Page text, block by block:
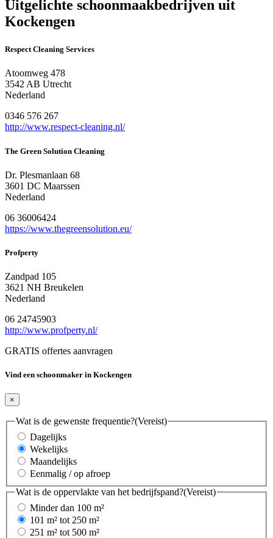
Uitgelichte schoonmaakbedrijven uit
Kockengen
Respect Cleaning Services
Atoomweg 478
3542 AB Utrecht
Nederland
0346 576 267
http://www.respect-cleaning.nl/
The Green Solution Cleaning
Dr. Plesmanlaan 68
3601 DC Maarssen
Nederland
06 36006424
https://www.thegreensolution.eu/
Profperty
Zandpad 105
3621 NH Breukelen
Nederland
06 24745903
http://www.profperty.nl/
GRATIS offertes aanvragen
Vind een schoonmaker in Kockengen
×
Wat is de gewenste frequentie?(Vereist)
Dagelijks
Wekelijks
Maandelijks
Eenmalig / op afroep
Wat is de oppervlakte van het bedrijfspand?(Vereist)
Minder dan 100 m²
101 m² tot 250 m²
251 m² tot 500 m²